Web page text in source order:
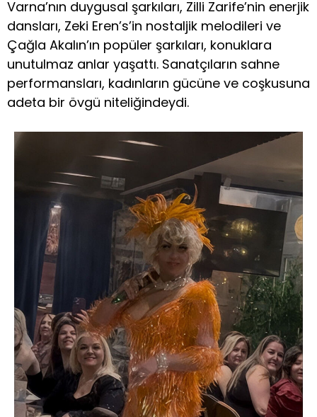
Varna’nın duygusal şarkıları, Zilli Zarife’nin enerjik
dansları, Zeki Eren’s’in nostaljik melodileri ve
Çağla Akalın’ın popüler şarkıları, konuklara
unutulmaz anlar yaşattı. Sanatçıların sahne
performansları, kadınların gücüne ve coşkusuna
adeta bir övgü niteliğindeydi.